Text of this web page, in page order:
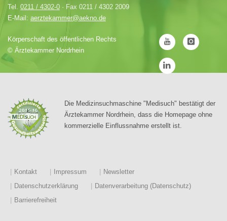
Tel. 0211 / 4302-0 · Fax 0211 / 4302 2009
E-Mail: aerztekammer@aekno.de
Körperschaft des öffentlichen Rechts
© Ärztekammer Nordrhein
Die Medizinsuchmaschine "Medisuch" bestätigt der
Ärztekammer Nordrhein, dass die Homepage ohne
kommerzielle Einflussnahme erstellt ist.
Kontakt Impressum
Newsletter
Datenschutzerklärung
Datenverarbeitung (Datenschutz)
Barrierefreiheit